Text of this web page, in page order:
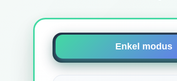
Enkel modus